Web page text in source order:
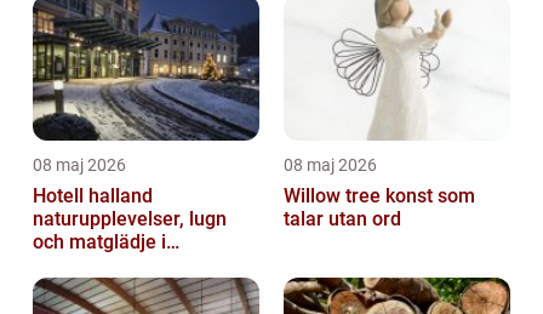
08 maj 2026
Hotell halland
naturupplevelser, lugn
och matglädje i
08 maj 2026
Willow tree konst som
talar utan ord